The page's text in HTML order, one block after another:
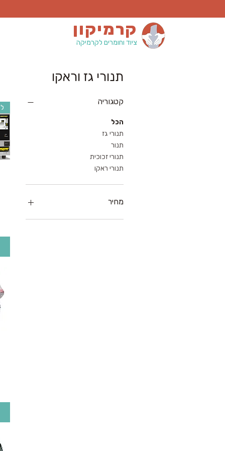
קרמיקון
ציוד וחומרים לקרמיקה
תנורי גז וראקו
קטגוריה
הכל
תנורי גז
תנור
תנורי זכוכית
תנורי ראקו
מחיר